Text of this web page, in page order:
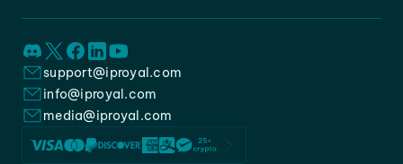
support@iproyal.com
info@iproyal.com
media@iproyal.com